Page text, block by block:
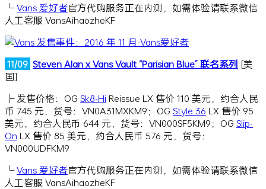
└Vans 爱好者官方代购服务正在内测，如需体验请联系微信
人工客服 VansAihaozheKF
11/09 Steven Alan x Vans Vault “Parisian Blue” 联名系列 [美
国]
├ 发售价格：OG Sk8-HiReissue LX 售价 110 美元，约合人民
币 745 元，货号：VN0A31MXKM9；OG Style 36 LX 售价 95
美元，约合人民币 644 元，货号：VN000SF5KM9；OG Slip-
On LX 售价 85 美元，约合人民币 576 元，货号：
VN000UDFKM9
└Vans 爱好者官方代购服务正在内测，如需体验请联系微信
人工客服 VansAihaozheKF